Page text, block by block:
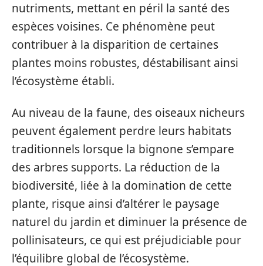
nutriments, mettant en péril la santé des
espèces voisines. Ce phénomène peut
contribuer à la disparition de certaines
plantes moins robustes, déstabilisant ainsi
l’écosystème établi.
Au niveau de la faune, des oiseaux nicheurs
peuvent également perdre leurs habitats
traditionnels lorsque la bignone s’empare
des arbres supports. La réduction de la
biodiversité, liée à la domination de cette
plante, risque ainsi d’altérer le paysage
naturel du jardin et diminuer la présence de
pollinisateurs, ce qui est préjudiciable pour
l’équilibre global de l’écosystème.